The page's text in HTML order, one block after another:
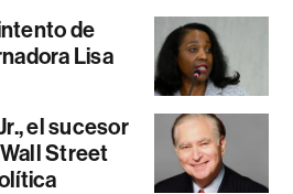
de
Lisa
el sucesor
Street